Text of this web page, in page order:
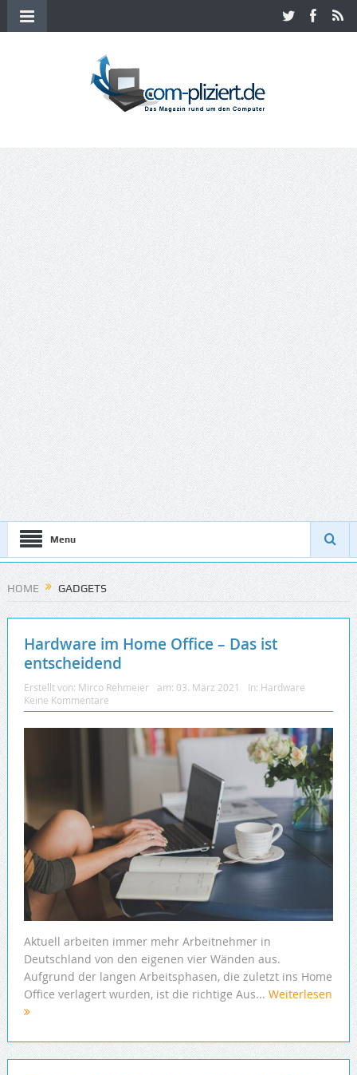
Menu
HOME GADGETS
Hardware im Home Office – Das ist
entscheidend
Erstellt von: Mirco Rehmeier am: 03. März 2021 In: Hardware
Keine Kommentare
Aktuell arbeiten immer mehr Arbeitnehmer in
Deutschland von den eigenen vier Wänden aus.
Aufgrund der langen Arbeitsphasen, die zuletzt ins Home
Office verlagert wurden, ist die richtige Aus... Weiterlesen